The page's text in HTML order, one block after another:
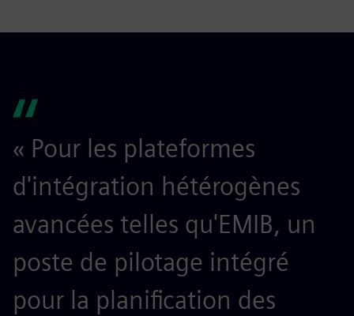
« Pour les plateformes
d'intégration hétérogènes
avancées telles qu'EMIB, un
poste de pilotage intégré
pour la planification des